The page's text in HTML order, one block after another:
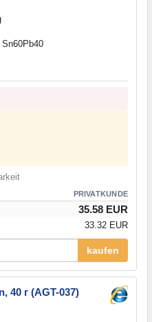
Sn60Pb40
PRIVATKUNDE
35.58 EUR
33.32 EUR
kaufen
40 г (AGT-037)